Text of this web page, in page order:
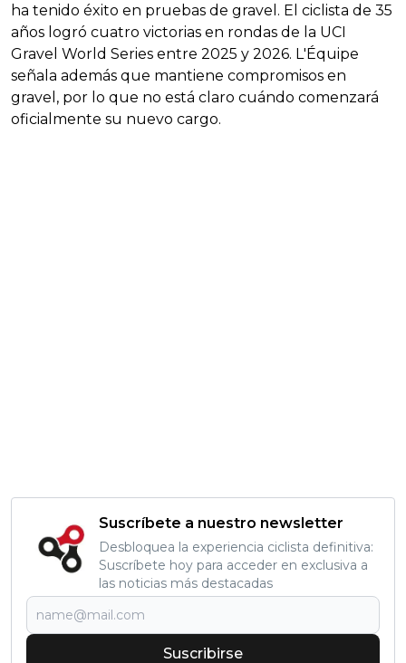
ha tenido éxito en pruebas de gravel. El ciclista de 35
años logró cuatro victorias en rondas de la UCI
Gravel World Series entre 2025 y 2026. L'Équipe
señala además que mantiene compromisos en
gravel, por lo que no está claro cuándo comenzará
oficialmente su nuevo cargo.
Suscríbete a nuestro newsletter
Desbloquea la experiencia ciclista definitiva:
Suscríbete hoy para acceder en exclusiva a
las noticias más destacadas
Suscribirse